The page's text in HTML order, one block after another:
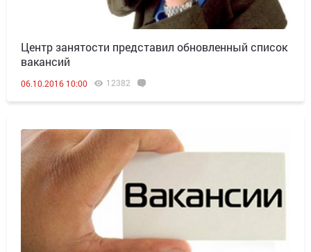
Центр занятости представил обновленный список
вакансий
06.10.2016 10:00 12382